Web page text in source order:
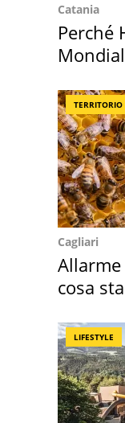
Catania
Perché
TERRITORIO
Cagliari
Allarme
cosa
LIFESTYLE